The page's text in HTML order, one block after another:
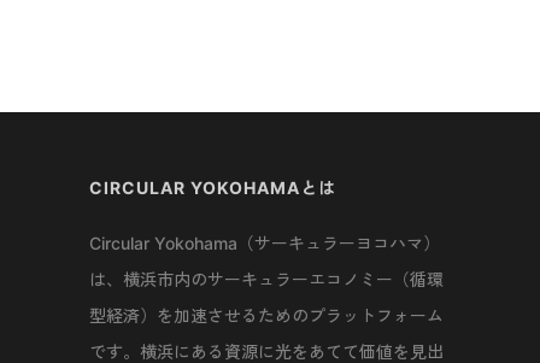
CIRCULAR YOKOHAMAとは
Circular Yokohama（サーキュラーヨコハマ）
は、横浜市内のサーキュラーエコノミー（循環
型経済）を加速させるためのプラットフォーム
です。横浜にある資源に光をあてて価値を見出